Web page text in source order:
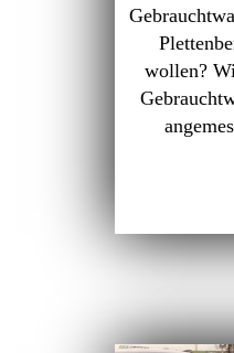
wollen?